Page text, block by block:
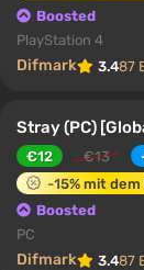
Boosted
PlayStation 4
Difmark 3.487
Stray (PC)
€12 €13
-15% mit
Boosted
PC
Difmark 3.487